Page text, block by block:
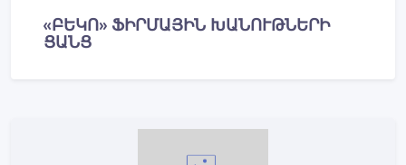
«ԲԵԿՈ» ՖԻՐՄԱՅԻՆ ԽԱՆՈՒԹՆԵՐԻ
ՑԱՆՑ